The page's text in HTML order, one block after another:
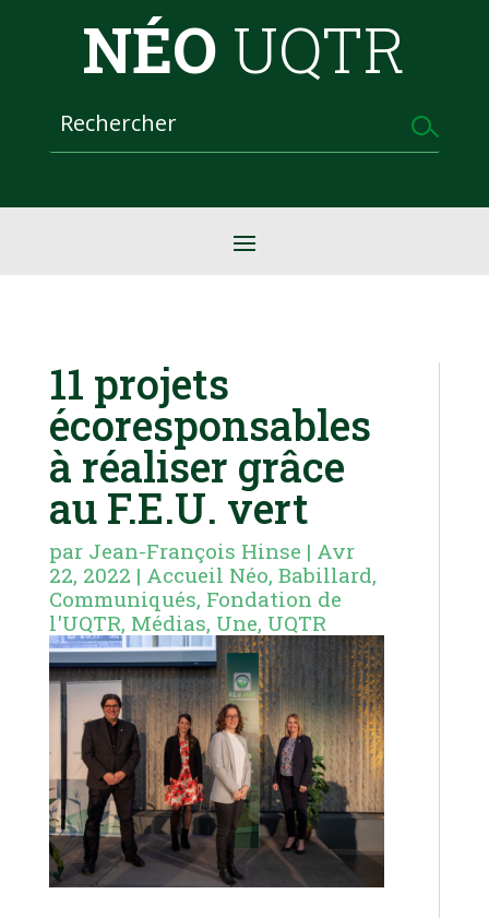
NÉO UQTR
11 projets
écoresponsables
à réaliser grâce
au F.E.U. vert
par Jean-François Hinse | Avr
22, 2022 | Accueil Néo, Babillard,
Communiqués, Fondation de
l'UQTR, Médias, Une, UQTR